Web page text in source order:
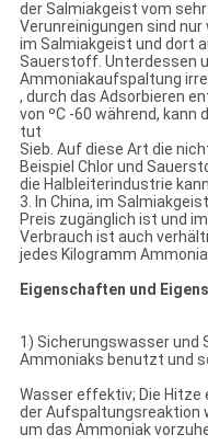
der Salmiakgeist vom
Verunreinigungen sind nur
im Salmiakgeist und dort
Sauerstoff. Unterdessen
Ammoniakaufspaltung
, durch das Adsorbieren
von ºC -60 während, kann
tut
Sieb. Auf diese Art die
Beispiel Chlor und
die Halbleiterindustrie
3. In China, im
Preis zugänglich ist und
Verbrauch ist auch
jedes Kilogramm
Eigenschaften und
1) Sicherungswasser und
Ammoniaks benutzt und
Wasser effektiv; Die Hitze
der Aufspaltungsreaktion
um das Ammoniak